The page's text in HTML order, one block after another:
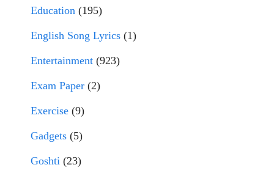
Education (195)
English Song Lyrics (1)
Entertainment (923)
Exam Paper (2)
Exercise (9)
Gadgets (5)
Goshti (23)